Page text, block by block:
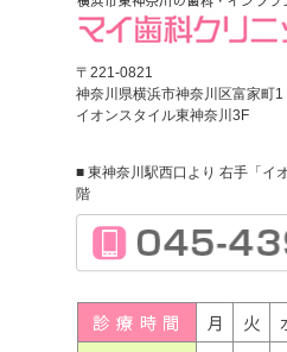
〒221-0821
神奈川県横浜市神奈川区富家町1
イオンスタイル東神奈川3F
■ 東神奈川駅西口より 右手「イ
階